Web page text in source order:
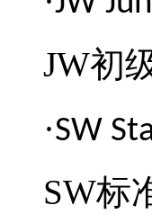
JW初
·SW
SW标